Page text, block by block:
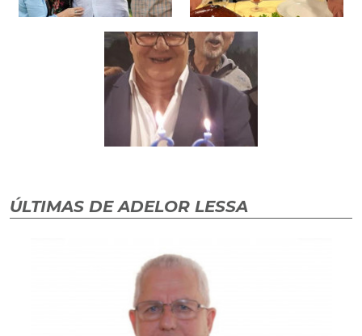
ÚLTIMAS DE ADELOR LESSA